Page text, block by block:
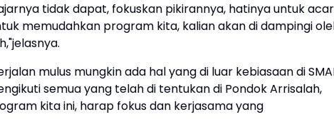
tidak dapat, fokuskan pikirannya, hatinya untuk
memudahkan program kita, kalian akan di dampingi
mulus mungkin ada hal yang di luar kebiasaan di
semua yang telah di tentukan di Pondok Arrisalah,
kita ini, harap fokus dan kerjasama yang